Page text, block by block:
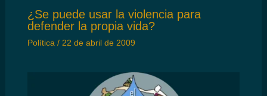
¿Se puede usar la violencia para
defender la propia vida?
Política / 22 de abril de 2009